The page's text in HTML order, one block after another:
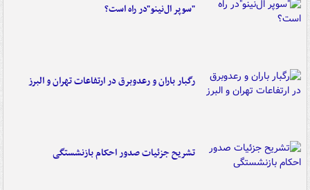
"سوپر ال‌نینو"در راه است؟
رگبار باران و رعدوبرق در ارتفاعات تهران و البرز
تشریح جزئیات صدور احکام بازنشستگی